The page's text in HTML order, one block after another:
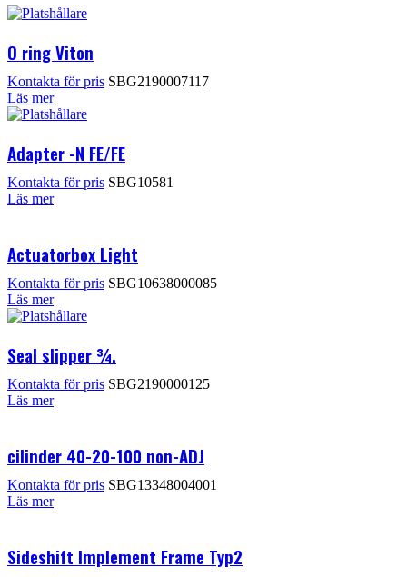
O ring Viton
SBG2190007117
Läs mer
Adapter -N FE/FE
SBG10581
Läs mer
Actuatorbox Light
SBG10638000085
Läs mer
Seal slipper ¾.
SBG2190000125
Läs mer
cilinder 40-20-100 non-ADJ
SBG13348004001
Läs mer
Sideshift Implement Frame Typ2